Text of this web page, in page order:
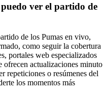
ver el partido de
de los Pumas en vivo,
como seguir la cobertura
portales web especializados
ofrecen actualizaciones minuto
repeticiones o resúmenes del
los momentos más